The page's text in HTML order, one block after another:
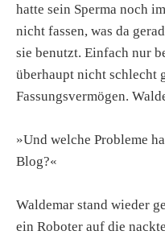
hatte sein Sperma noch
nicht fassen, was da
sie benutzt. Einfach nur
überhaupt nicht schlecht
Fassungsvermögen.
»Und welche Probleme
Blog?«
Waldemar stand wieder
ein Roboter auf die